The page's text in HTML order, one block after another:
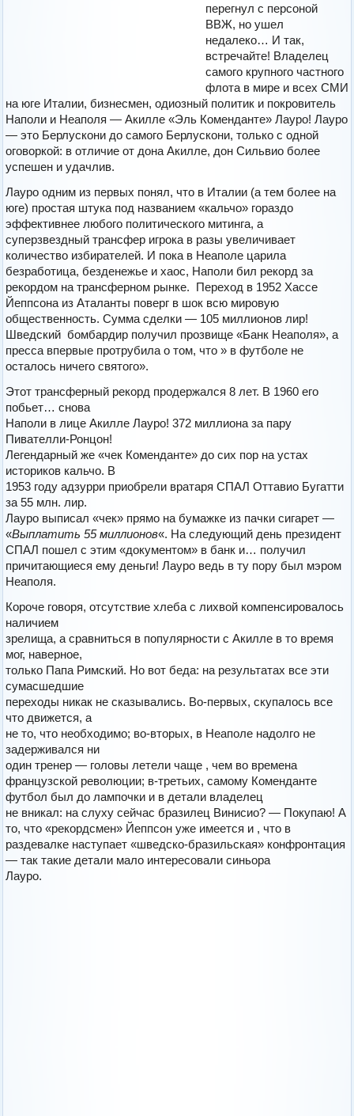
перегнул с персоной
ВВЖ, но ушел
недалеко… И так,
встречайте! Владелец
самого крупного частного
флота в мире и всех СМИ
на юге Италии, бизнесмен, одиозный политик и покровитель
Наполи и Неаполя — Акилле «Эль Коменданте» Лауро! Лауро
— это Берлускони до самого Берлускони, только с одной
оговоркой: в отличие от дона Акилле, дон Сильвио более
успешен и удачлив.
Лауро одним из первых понял, что в Италии (а тем более на
юге) простая штука под названием «кальчо» гораздо
эффективнее любого политического митинга, а
суперзвездный трансфер игрока в разы увеличивает
количество избирателей. И пока в Неаполе царила
безработица, безденежье и хаос, Наполи бил рекорд за
рекордом на трансферном рынке. Переход в 1952 Хассе
Йеппсона из Аталанты поверг в шок всю мировую
общественность. Сумма сделки — 105 миллионов лир!
Шведский бомбардир получил прозвище «Банк Неаполя», а
пресса впервые протрубила о том, что » в футболе не
осталось ничего святого».
Этот трансферный рекорд продержался 8 лет. В 1960 его
побьет… снова
Наполи в лице Акилле Лауро! 372 миллиона за пару
Пивателли-Ронцон!
Легендарный же «чек Коменданте» до сих пор на устах
историков кальчо. В
1953 году адзурри приобрели вратаря СПАЛ Оттавио Бугатти
за 55 млн. лир.
Лауро выписал «чек» прямо на бумажке из пачки сигарет —
«Выплатить 55 миллионов«. На следующий день президент
СПАЛ пошел с этим «документом» в банк и… получил
причитающиеся ему деньги! Лауро ведь в ту пору был мэром
Неаполя.
Короче говоря, отсутствие хлеба с лихвой компенсировалось
наличием
зрелища, а сравниться в популярности с Акилле в то время
мог, наверное,
только Папа Римский. Но вот беда: на результатах все эти
сумасшедшие
переходы никак не сказывались. Во-первых, скупалось все
что движется, а
не то, что необходимо; во-вторых, в Неаполе надолго не
задерживался ни
один тренер — головы летели чаще , чем во времена
французской революции; в-третьих, самому Коменданте
футбол был до лампочки и в детали владелец
не вникал: на слуху сейчас бразилец Винисио? — Покупаю! А
то, что «рекордсмен» Йеппсон уже имеется и , что в
раздевалке наступает «шведско-бразильская» конфронтация
— так такие детали мало интересовали синьора
Лауро.